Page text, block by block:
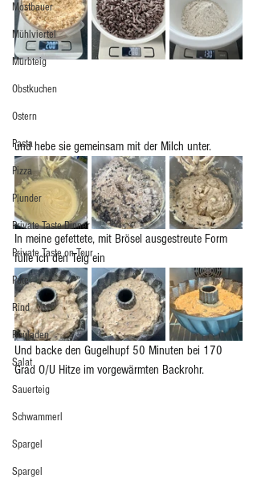
Mostbauer
Mühlviertel
Mürbteig
Obstkuchen
Ostern
Pasta
Pizza
Plunder
Private Taste Dinner
Private Taste on Tour
Pute
Rind
Rouladen
Salat
Sauerteig
Schwammerl
Spargel
Spargel
und hebe sie gemeinsam mit der Milch unter.
In meine gefettete, mit Brösel ausgestreute Form
fülle ich den Teig ein
Und backe den Gugelhupf 50 Minuten bei 170
Grad O/U Hitze im vorgewärmten Backrohr.